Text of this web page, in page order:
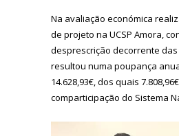
Na avaliação económica
de projeto na UCSP Amora,
desprescrição decorrente
resultou numa poupança
14.628,93€, dos quais
comparticipação do Sistema